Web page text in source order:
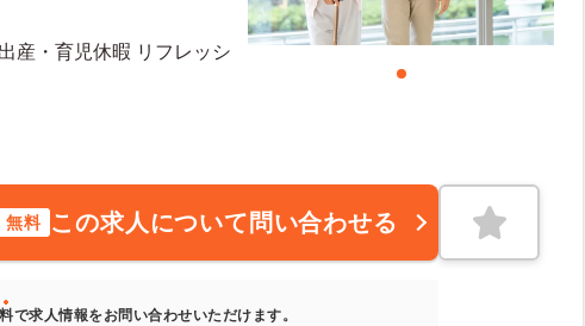
産・育児休暇 リフレッシ
無料 この求人について問い合わせる
で求人情報をお問い合わせいただけます。